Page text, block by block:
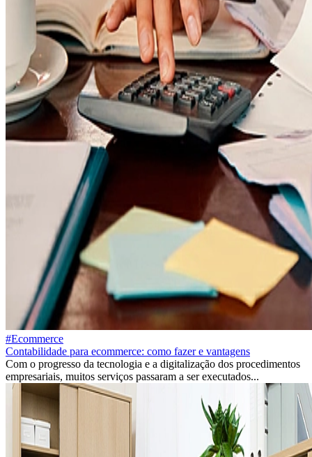
#Ecommerce
Contabilidade para ecommerce: como fazer e vantagens
Com o progresso da tecnologia e a digitalização dos procedimentos
empresariais, muitos serviços passaram a ser executados...